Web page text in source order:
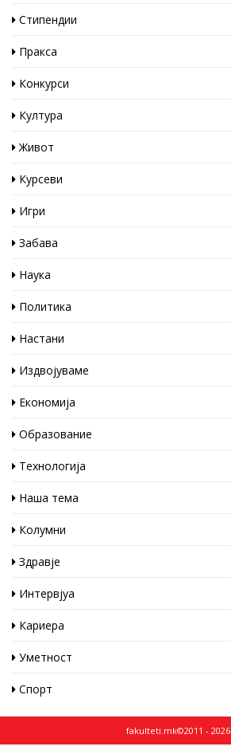
Стипендии
Пракса
Конкурси
Култура
Живот
Курсеви
Игри
Забава
Наука
Политика
Настани
Издвојуваме
Економија
Образование
Технологија
Наша тема
Колумни
Здравје
Интервјуа
Кариера
Уметност
Спорт
fakulteti.mk©2011 - 2026